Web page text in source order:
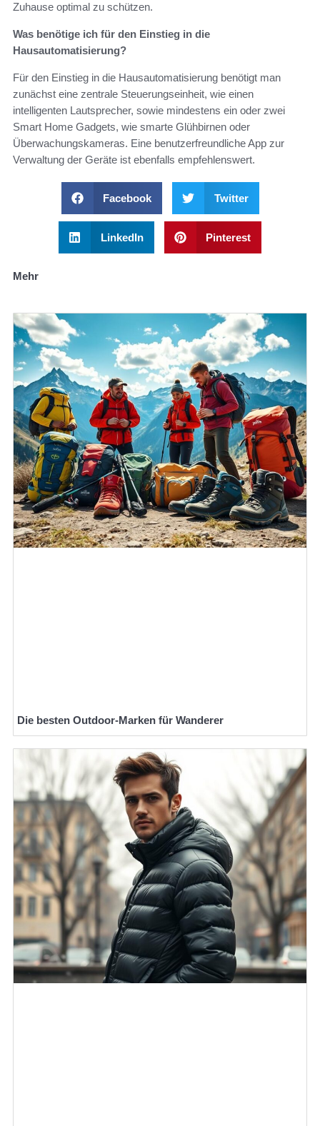
Zuhause optimal zu schützen.
Was benötige ich für den Einstieg in die
Hausautomatisierung?
Für den Einstieg in die Hausautomatisierung benötigt man
zunächst eine zentrale Steuerungseinheit, wie einen
intelligenten Lautsprecher, sowie mindestens ein oder zwei
Smart Home Gadgets, wie smarte Glühbirnen oder
Überwachungskameras. Eine benutzerfreundliche App zur
Verwaltung der Geräte ist ebenfalls empfehlenswert.
Facebook Twitter
LinkedIn Pinterest
Mehr
Die besten Outdoor-Marken für Wanderer